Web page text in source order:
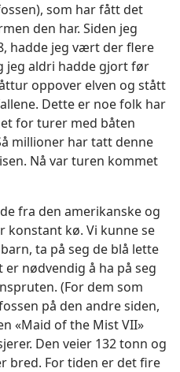
som har fått det
den har. Siden jeg
hadde jeg vært der flere
jeg aldri hadde gjort før
oppover elven og stått
Dette er noe folk har
for turer med båten
millioner har tatt denne
Nå var turen kommet
fra den amerikanske og
konstant kø. Vi kunne se
ta på seg de blå lette
nødvendig å ha på seg
(For dem som
på den andre siden,
«Maid of the Mist VII»
Den veier 132 tonn og
bred. For tiden er det fire